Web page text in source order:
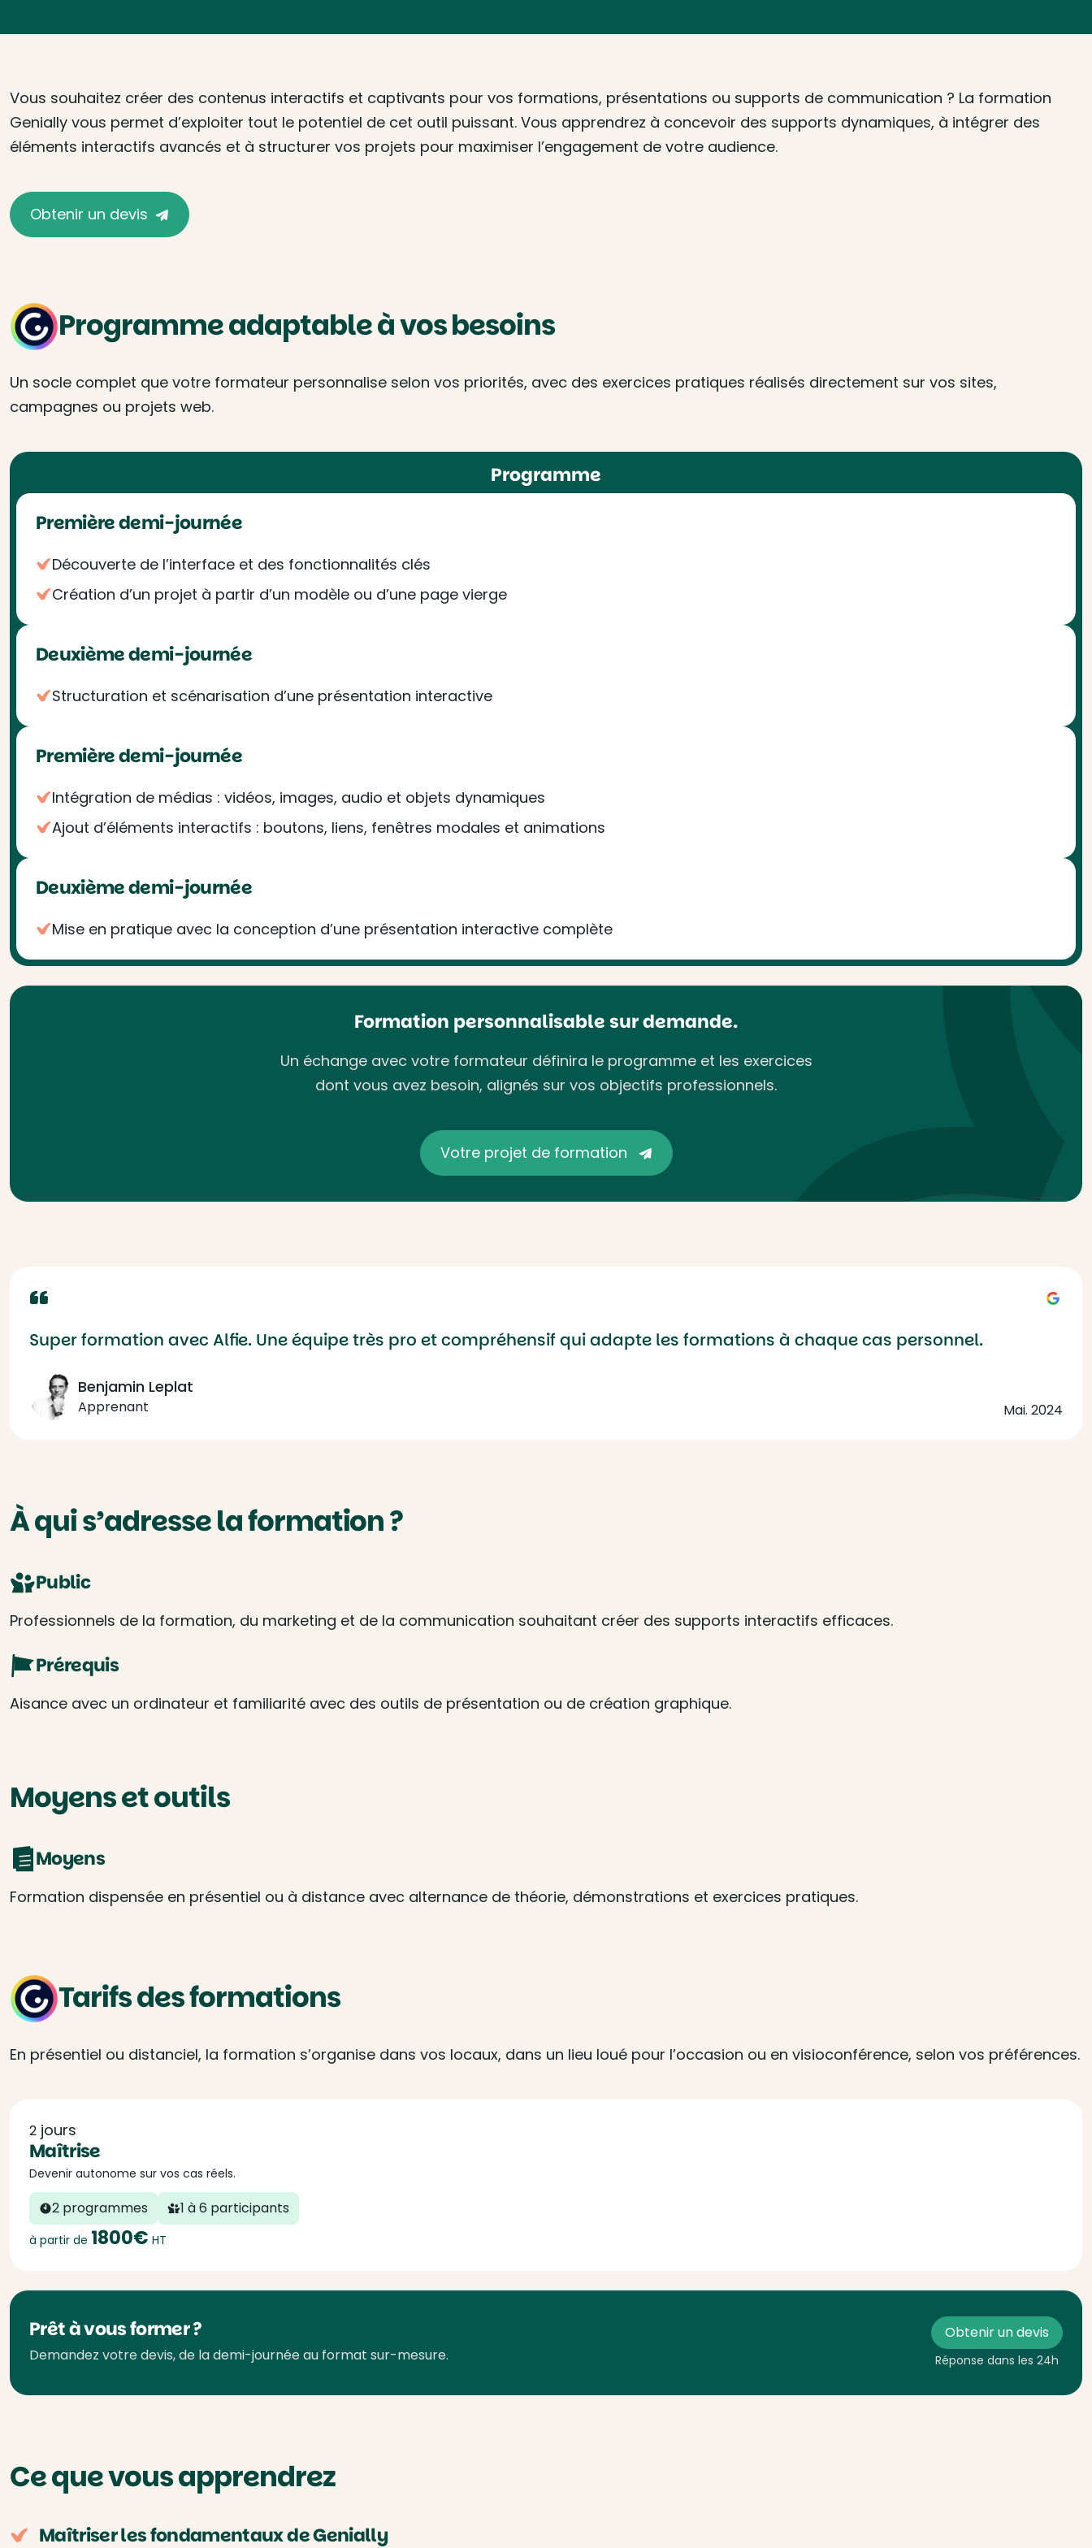
Vous souhaitez créer des contenus interactifs et captivants pour vos formations, présentations ou supports de communication ? La formation
Genially vous permet d’exploiter tout le potentiel de cet outil puissant. Vous apprendrez à concevoir des supports dynamiques, à intégrer des
éléments interactifs avancés et à structurer vos projets pour maximiser l’engagement de votre audience.
Obtenir un devis
Programme adaptable à vos besoins
Un socle complet que votre formateur personnalise selon vos priorités, avec des exercices pratiques réalisés directement sur vos sites,
campagnes ou projets web.
Programme
Première demi-journée
Découverte de l’interface et des fonctionnalités clés
Création d’un projet à partir d’un modèle ou d’une page vierge
Deuxième demi-journée
Structuration et scénarisation d’une présentation interactive
Première demi-journée
Intégration de médias : vidéos, images, audio et objets dynamiques
Ajout d’éléments interactifs : boutons, liens, fenêtres modales et animations
Deuxième demi-journée
Mise en pratique avec la conception d’une présentation interactive complète
Formation personnalisable sur demande.
Un échange avec votre formateur définira le programme et les exercices
dont vous avez besoin, alignés sur vos objectifs professionnels.
Votre projet de formation
Super formation avec Alfie. Une équipe très pro et compréhensif qui adapte les formations à chaque cas personnel.
Benjamin Leplat
Apprenant Mai. 2024
À qui s’adresse la formation ?
Public
Professionnels de la formation, du marketing et de la communication souhaitant créer des supports interactifs efficaces.
Prérequis
Aisance avec un ordinateur et familiarité avec des outils de présentation ou de création graphique.
Moyens et outils
Moyens
Formation dispensée en présentiel ou à distance avec alternance de théorie, démonstrations et exercices pratiques.
Tarifs des formations
En présentiel ou distanciel, la formation s’organise dans vos locaux, dans un lieu loué pour l’occasion ou en visioconférence, selon vos préférences.
2 jours
Maîtrise
Devenir autonome sur vos cas réels.
2 programmes 1 à 6 participants
à partir de 1800€ HT
Prêt à vous former ?
Demandez votre devis, de la demi-journée au format sur-mesure.
Obtenir un devis
Réponse dans les 24h
Ce que vous apprendrez
Maîtriser les fondamentaux de Genially